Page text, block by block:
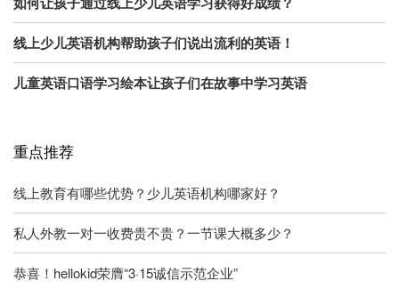
线上少儿英语机构帮助孩子们说出流利的英语！
儿童英语口语学习绘本让孩子们在故事中学习英语
重点推荐
线上教育有哪些优势？少儿英语机构哪家好？
私人外教一对一收费贵不贵？一节课大概多少？
恭喜！hellokid荣膺“3·15诚信示范企业”